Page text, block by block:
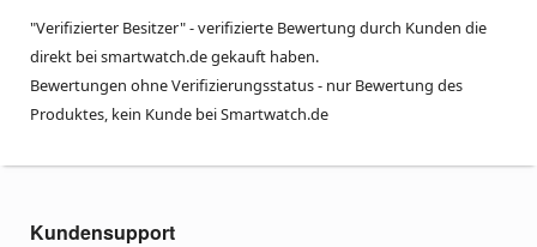
"Verifizierter Besitzer" - verifizierte Bewertung durch Kunden die
direkt bei smartwatch.de gekauft haben.
Bewertungen ohne Verifizierungsstatus - nur Bewertung des
Produktes, kein Kunde bei Smartwatch.de
Kundensupport